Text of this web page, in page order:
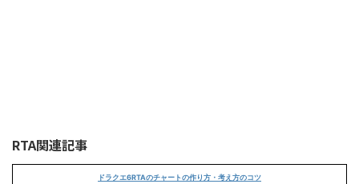
RTA関連記事
ドラクエ6RTAのチャートの作り方・考え方のコツ